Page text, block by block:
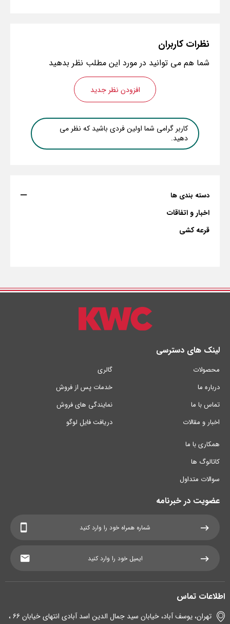
نظرات کاربران
شما هم می توانید در مورد این مطلب نظر بدهید
افزودن نظر جدید
کاربر گرامی شما اولین فردی باشید که نظر می
دهید.
دسته بندی ها
اخبار و اتفاقات
قرعه کشی
لینک های دسترسی
محصولات
درباره ما
تماس با ما
اخبار و مقالات
گالری
خدمات پس از فروش
نمایندگی های فروش
دریافت فایل لوگو
همکاری با ما
کاتالوگ ها
سوالات متداول
عضویت در خبرنامه
اطلاعات تماس
تهران، یوسف آباد، خیابان سید جمال الدین اسد آبادی انتهای خیابان ۶۶ ،